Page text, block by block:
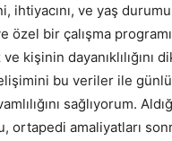
ihtiyacını, ve yaş
özel bir çalışma programı
kişinin dayanıklılığını
bu veriler ile
sağlıyorum.
ortapedi amaliyatları